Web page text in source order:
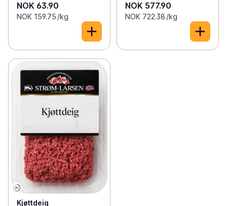
NOK 63.90
NOK 159.75 /kg
NOK 577.90
NOK 722.38 /kg
Kjøttdeig